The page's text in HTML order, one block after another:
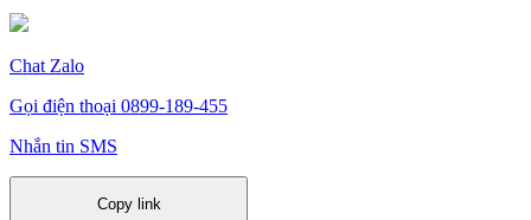
Chat Zalo
Gọi điện thoại 0899-189-455
Nhắn tin SMS
Copy link